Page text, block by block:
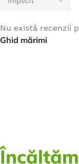
Nu există recenzii
Ghid mărimi